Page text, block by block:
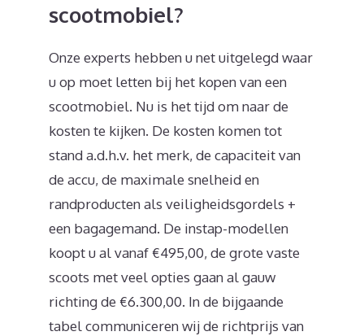
scootmobiel?
Onze experts hebben u net uitgelegd waar
u op moet letten bij het kopen van een
scootmobiel. Nu is het tijd om naar de
kosten te kijken. De kosten komen tot
stand a.d.h.v. het merk, de capaciteit van
de accu, de maximale snelheid en
randproducten als veiligheidsgordels +
een bagagemand. De instap-modellen
koopt u al vanaf €495,00, de grote vaste
scoots met veel opties gaan al gauw
richting de €6.300,00. In de bijgaande
tabel communiceren wij de richtprijs van